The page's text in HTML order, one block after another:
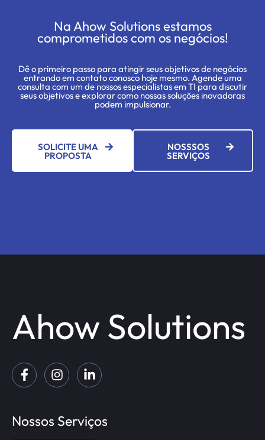
Na Ahow Solutions estamos
comprometidos com os negócios!
Dê o primeiro passo para atingir seus objetivos de negócios
entrando em contato conosco hoje mesmo. Agende uma
consulta com um de nossos especialistas em TI para discutir
seus objetivos e explorar como nossas soluções inovadoras
podem impulsionar.
SOLICITE UMA
PROPOSTA
NOSSSOS
SERVIÇOS
Ahow Solutions
Nossos Serviços